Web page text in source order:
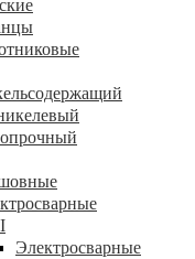
Электросварные